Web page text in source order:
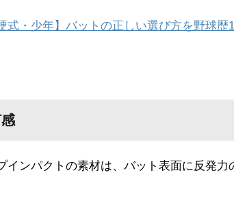
式・少年】バットの正しい選び方を野球歴
インパクトの素材は、バット表面に反発